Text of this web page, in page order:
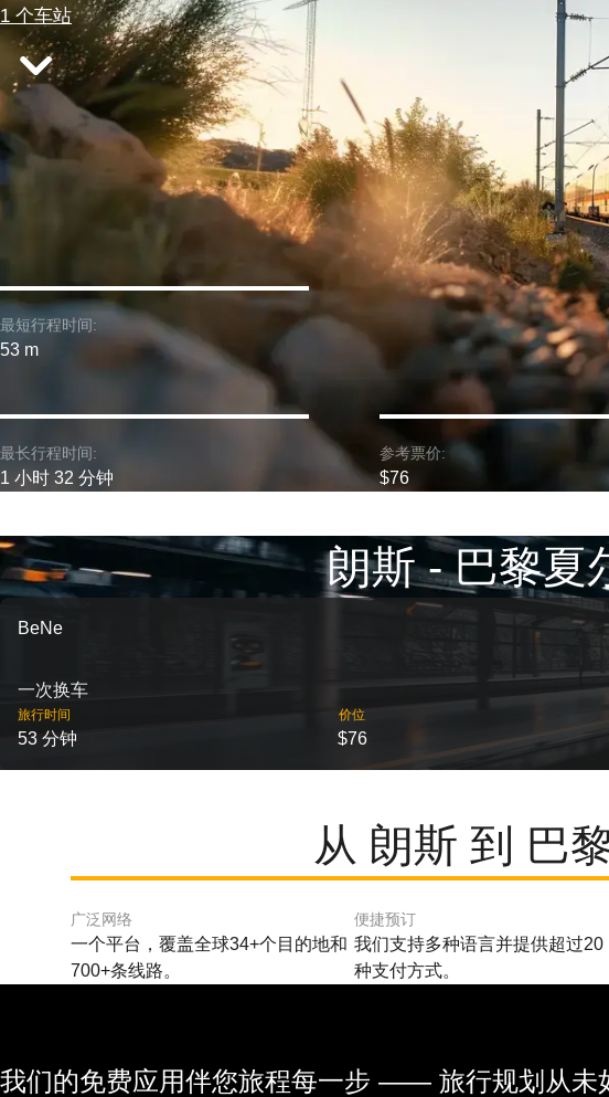
1 个车站
最短行程时间:
53 m
最长行程时间:
1 小时 32 分钟
参考票价:
$76
朗斯 - 巴黎夏
BeNe
一次换车
旅行时间
53 分钟
价位
$76
从 朗斯 到 巴
广泛网络
一个平台，覆盖全球34+个目的地和
700+条线路。
便捷预订
我们支持多种语言并提供超过20
种支付方式。
我们的免费应用伴您旅程每一步 —— 旅行规划从未